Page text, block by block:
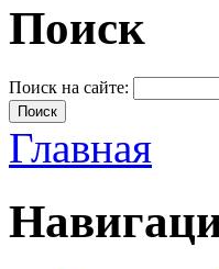
Поиск
Поиск на сайте:
Главная